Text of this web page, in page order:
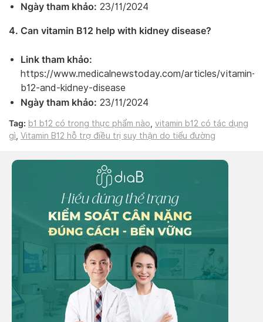
Ngày tham khảo: 23/11/2024
4. Can vitamin B12 help with kidney disease?
Link tham khảo:
https://www.medicalnewstoday.com/articles/vitamin-
b12-and-kidney-disease
Ngày tham khảo: 23/11/2024
Tag: b1 b12 có trong thực phẩm nào, vitamin b12 có tác dụng
gì, Vitamin B12 hỗ trợ điều trị suy thận do tiểu đường